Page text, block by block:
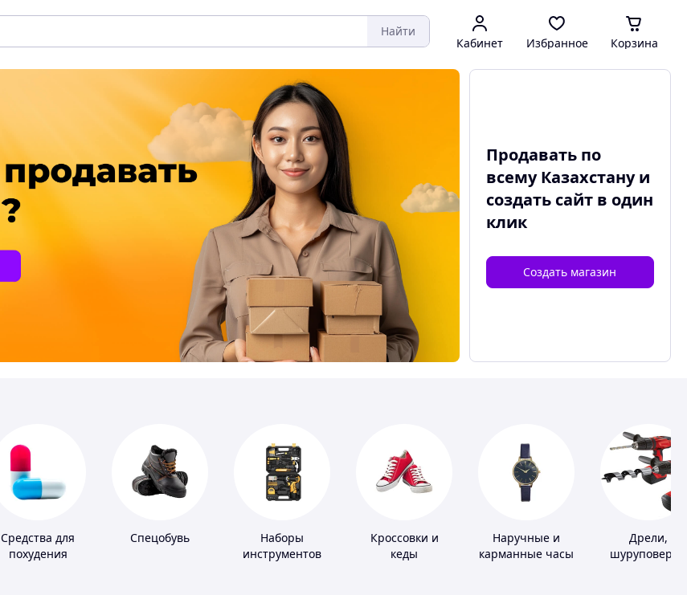
Найти
Кабинет Избранное Корзина
Продавать по
всему Казахстану и
создать сайтв один
клик
Создать магазин
Средства для
похудения
Спецобувь
Наборы
инструментов
Кроссовки и
кеды
Наручные и
карманные часы
Дрели,
шуруповерты